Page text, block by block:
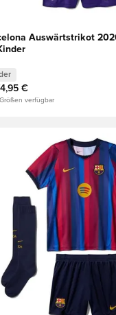
Auswärtstrikot
€
verfügbar
als Mitglied
ein neues Fenster